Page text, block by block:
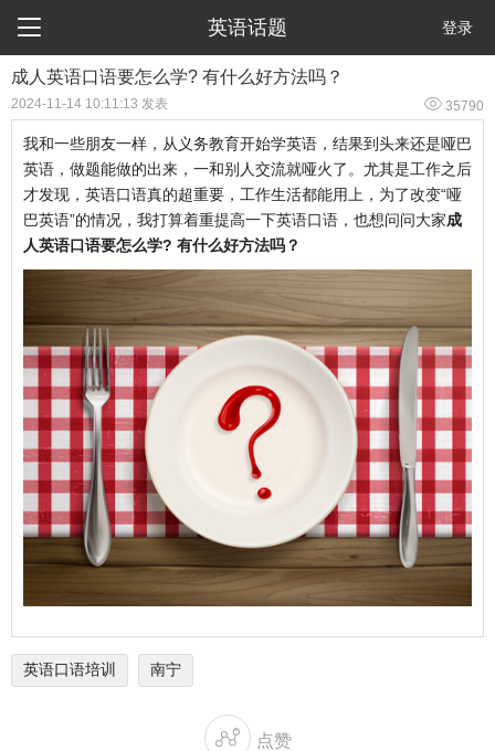
 英语话题 登录
成人英语口语要怎么学? 有什么好方法吗？
2024-11-14 10:11:13 发表  35790
我和一些朋友一样，从义务教育开始学英语，结果到头来还是哑巴
英语，做题能做的出来，一和别人交流就哑火了。尤其是工作之后
才发现，英语口语真的超重要，工作生活都能用上，为了改变“哑
巴英语”的情况，我打算着重提高一下英语口语，也想问问大家成
人英语口语要怎么学? 有什么好方法吗？
英语口语培训 南宁
 点赞